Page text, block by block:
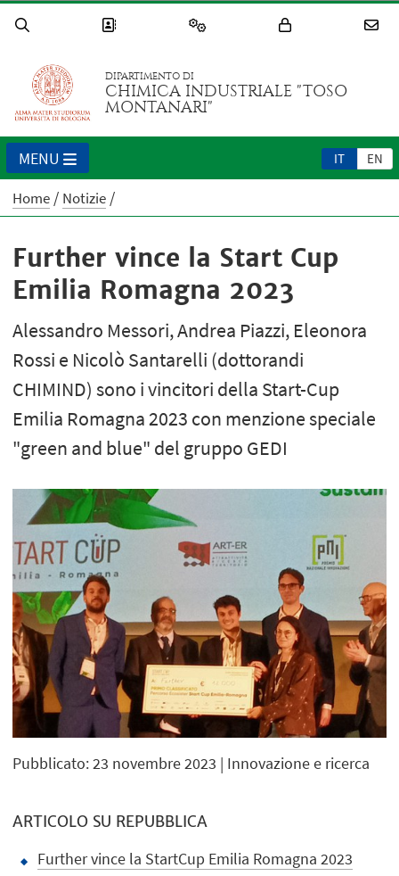
DIPARTIMENTO DI
CHIMICA INDUSTRIALE "TOSO
MONTANARI"
IT EN
MENU
Home Notizie
Further vince la Start Cup
Emilia Romagna 2023
Alessandro Messori, Andrea Piazzi, Eleonora
Rossi e Nicolò Santarelli (dottorandi
CHIMIND) sono i vincitori della Start-Cup
Emilia Romagna 2023 con menzione speciale
"green and blue" del gruppo GEDI
Pubblicato: 23 novembre 2023 | Innovazione e ricerca
ARTICOLO SU REPUBBLICA
Further vince la StartCup Emilia Romagna 2023